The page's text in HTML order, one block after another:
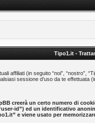
Tipo1.it -
affiliati (in seguito “noi”, “nostro”,
sessione d’uso da te effettuata
creerà un certo numero di
id”) ed un identificativo
e viene usato per